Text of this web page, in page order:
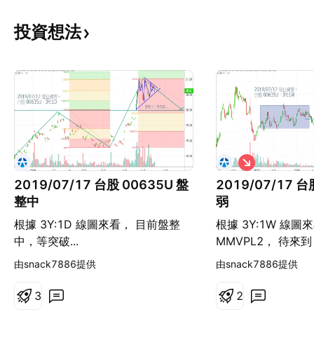
投資想法
2019/07/17 台股 00635U 盤
整中
根據 3Y:1D 線圖來看， 目前盤整
中，等突破...
由snack7886提供
3
2019/07/17 台
弱
根據 3Y:1W 線圖
MMVPL2， 待來
MMVPL1 策略
看
空
由snack7886提供
2